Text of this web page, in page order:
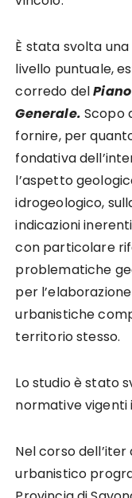
È stata svolta
livello puntuale,
corredo del
Generale. Scopo
fornire, per
fondativa
l’aspetto
idrogeologico,
indicazioni
con particolare
problematiche
per
urbanistiche
territorio stesso.
Lo studio è stato
normative vigenti
Nel corso
urbanistico